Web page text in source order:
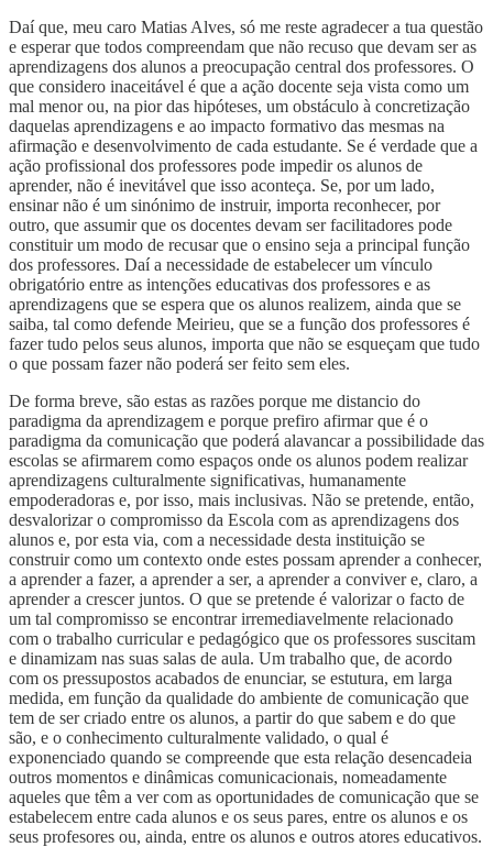
Daí que, meu caro Matias Alves, só me reste agradecer a tua questão
e esperar que todos compreendam que não recuso que devam ser as
aprendizagens dos alunos a preocupação central dos professores. O
que considero inaceitável é que a ação docente seja vista como um
mal menor ou, na pior das hipóteses, um obstáculo à concretização
daquelas aprendizagens e ao impacto formativo das mesmas na
afirmação e desenvolvimento de cada estudante. Se é verdade que a
ação profissional dos professores pode impedir os alunos de
aprender, não é inevitável que isso aconteça. Se, por um lado,
ensinar não é um sinónimo de instruir, importa reconhecer, por
outro, que assumir que os docentes devam ser facilitadores pode
constituir um modo de recusar que o ensino seja a principal função
dos professores. Daí a necessidade de estabelecer um vínculo
obrigatório entre as intenções educativas dos professores e as
aprendizagens que se espera que os alunos realizem, ainda que se
saiba, tal como defende Meirieu, que se a função dos professores é
fazer tudo pelos seus alunos, importa que não se esqueçam que tudo
o que possam fazer não poderá ser feito sem eles.
De forma breve, são estas as razões porque me distancio do
paradigma da aprendizagem e porque prefiro afirmar que é o
paradigma da comunicação que poderá alavancar a possibilidade das
escolas se afirmarem como espaços onde os alunos podem realizar
aprendizagens culturalmente significativas, humanamente
empoderadoras e, por isso, mais inclusivas. Não se pretende, então,
desvalorizar o compromisso da Escola com as aprendizagens dos
alunos e, por esta via, com a necessidade desta instituição se
construir como um contexto onde estes possam aprender a conhecer,
a aprender a fazer, a aprender a ser, a aprender a conviver e, claro, a
aprender a crescer juntos. O que se pretende é valorizar o facto de
um tal compromisso se encontrar irremediavelmente relacionado
com o trabalho curricular e pedagógico que os professores suscitam
e dinamizam nas suas salas de aula. Um trabalho que, de acordo
com os pressupostos acabados de enunciar, se estutura, em larga
medida, em função da qualidade do ambiente de comunicação que
tem de ser criado entre os alunos, a partir do que sabem e do que
são, e o conhecimento culturalmente validado, o qual é
exponenciado quando se compreende que esta relação desencadeia
outros momentos e dinâmicas comunicacionais, nomeadamente
aqueles que têm a ver com as oportunidades de comunicação que se
estabelecem entre cada alunos e os seus pares, entre os alunos e os
seus profesores ou, ainda, entre os alunos e outros atores educativos.